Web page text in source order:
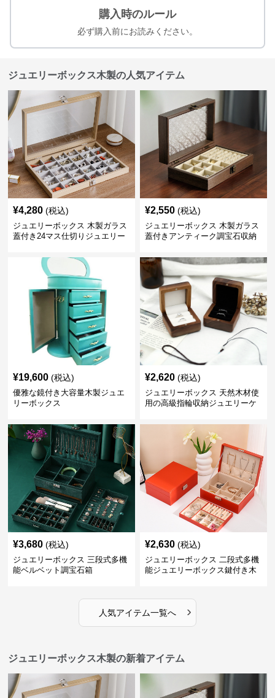
購入時のルール
必ず購入前にお読みください。
ジュエリーボックス木製の人気アイテム
¥4,280 (税込)
ジュエリーボックス 木製ガラス
蓋付き24マス仕切りジュエリー
¥2,550 (税込)
ジュエリーボックス 木製ガラス
蓋付きアンティーク調宝石収納
¥19,600 (税込)
優雅な鏡付き大容量木製ジュエ
リーボックス
¥2,620 (税込)
ジュエリーボックス 天然木材使
用の高級指輪収納ジュエリーケ
¥3,680 (税込)
ジュエリーボックス 三段式多機
能ベルベット調宝石箱
¥2,630 (税込)
ジュエリーボックス 二段式多機
能ジュエリーボックス鍵付き木
人気アイテム一覧へ ›
ジュエリーボックス木製の新着アイテム